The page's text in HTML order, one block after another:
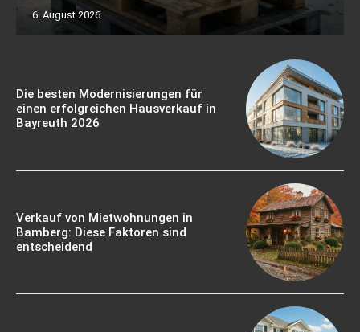
6. August 2026
Die besten Modernisierungen für
einen erfolgreichen Hausverkauf in
Bayreuth 2026
Verkauf von Mietwohnungen in
Bamberg: Diese Faktoren sind
entscheidend